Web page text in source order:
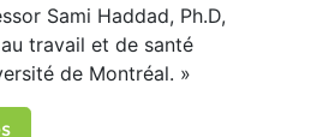
Sami Haddad, Ph.D,
travail et de santé
de Montréal. »